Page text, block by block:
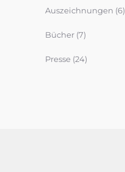
Auszeichnungen (6)
Bücher (7)
Presse (24)